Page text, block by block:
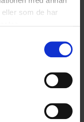
som de har